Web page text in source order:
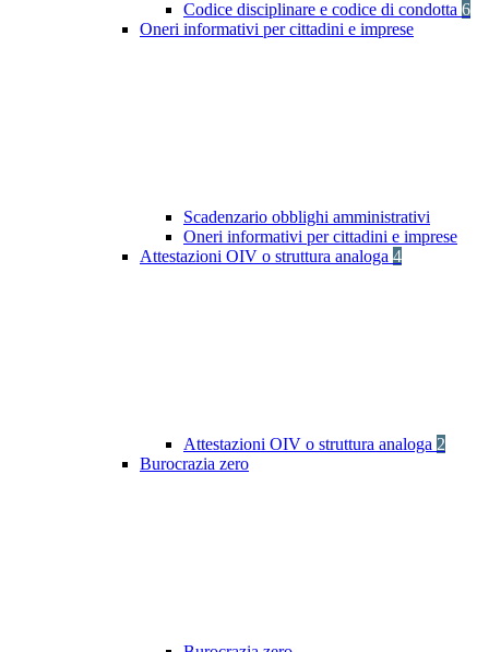
Codice disciplinare e codice di condotta 6
Oneri informativi per cittadini e imprese
Scadenzario obblighi amministrativi
Oneri informativi per cittadini e imprese
Attestazioni OIV o struttura analoga 4
Attestazioni OIV o struttura analoga 2
Burocrazia zero